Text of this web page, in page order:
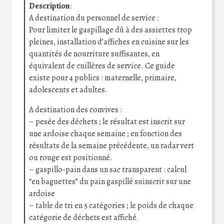
Description:
A destination du personnel de service :
Pour limiter le gaspillage dû à des assiettes trop
pleines, installation d’affiches en cuisine sur les
quantités de nourriture suffisantes, en
équivalent de cuillères de service. Ce guide
existe pour 4 publics : maternelle, primaire,
adolescents et adultes.
A destination des convives :
– pesée des déchets ; le résultat est inscrit sur
une ardoise chaque semaine ; en fonction des
résultats de la semaine précédente, un radar vert
ou rouge est positionné.
– gaspillo-pain dans un sac transparent : calcul
“en baguettes” du pain gaspillé suinscrit sur une
ardoise
– table de tri en 5 catégories ; le poids de chaque
catégorie de déchets est affiché.